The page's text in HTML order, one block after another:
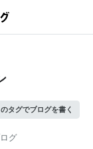
タグでブログを書く
グ